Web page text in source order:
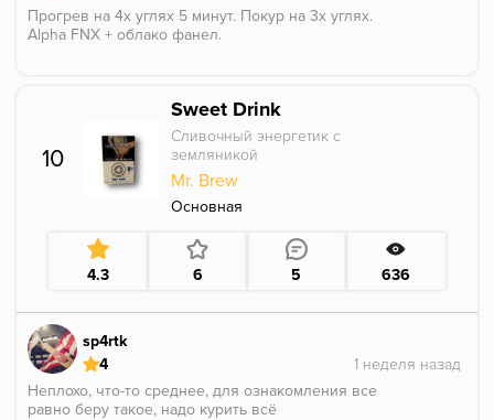
Прогрев на 4х углях 5 минут. Покур на 3х углях.
Alpha FNX + облако фанел.
Мастхева по сравнению с ним тут чай не отдает
кисляком. Курил в соло, но в соло он на любителя.
Чая на мой взгляд не достаточно слишком тонет в
тонах сливочности молочной. Но в то-же время я не
могу сказать что табак плохой, ибо это то чем я буду
разбавлять ягодные миксы и делать йогуртовую
10
Sweet Drink
Сливочный энергетик с
земляникой
Mr. Brew
Основная
4.3 6 5 636
sp4rtk
4
Неплохо, что-то среднее, для ознакомления все
равно беру такое, надо курить всё